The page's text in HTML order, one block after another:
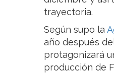
trayectoria.
Según supo la
año después
protagonizará
producción de